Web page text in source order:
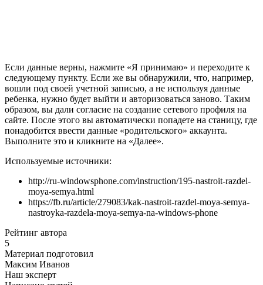
Если данные верны, нажмите «Я принимаю» и переходите к
следующему пункту. Если же вы обнаружили, что, например,
вошли под своей учетной записью, а не используя данные
ребенка, нужно будет выйти и авторизоваться заново. Таким
образом, вы дали согласие на создание сетевого профиля на
сайте. После этого вы автоматически попадете на станицу, где
понадобится ввести данные «родительского» аккаунта.
Выполните это и кликните на «Далее».
Используемые источники:
http://ru-windowsphone.com/instruction/195-nastroit-razdel-
moya-semya.html
https://fb.ru/article/279083/kak-nastroit-razdel-moya-semya-
nastroyka-razdela-moya-semya-na-windows-phone
Рейтинг автора
5
Материал подготовил
Максим Иванов
Наш эксперт